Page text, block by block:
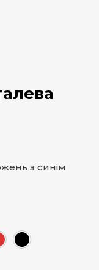
з синім